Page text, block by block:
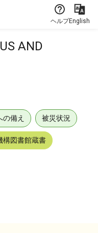
ヘルプEnglish
AND
の備え 被災状況
構図書館蔵書